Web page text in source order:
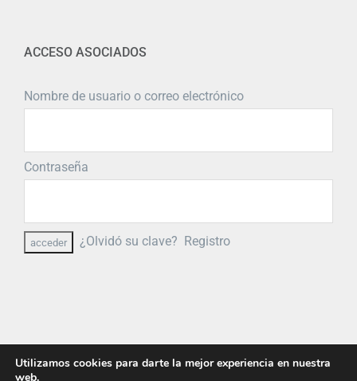
ACCESO ASOCIADOS
Nombre de usuario o correo electrónico
Contraseña
¿Olvidó su clave? Registro
Utilizamos cookies para darte la mejor experiencia en nuestra
web.